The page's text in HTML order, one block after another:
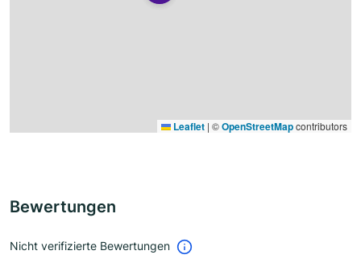
Leaflet | ©OpenStreetMapcontributors
Bewertungen
Nicht verifizierte Bewertungen